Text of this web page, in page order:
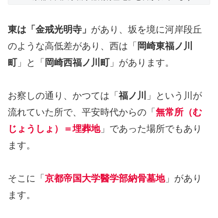
東は「金戒光明寺」 があり、坂を境に河岸段丘
のような高低差があり、西は「 岡崎東福ノ川
町 」と「 岡崎西福ノ川町 」があります。
お察しの通り、かつては「福ノ川
」という川が
流れていた所で、平安時代からの「 無常所（む
じょうしょ）＝埋葬地」であった場所でもあり
ます。
そこに「 京都帝国大学醫学部納骨墓地」があり
ます。